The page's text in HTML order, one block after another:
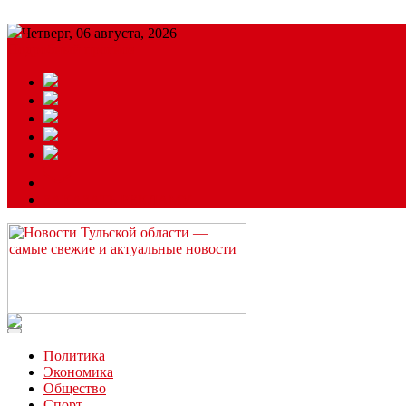
Четверг, 06 августа, 2026
Читайте последние новости дня в Тульской области на сайте
Политика
Экономика
Общество